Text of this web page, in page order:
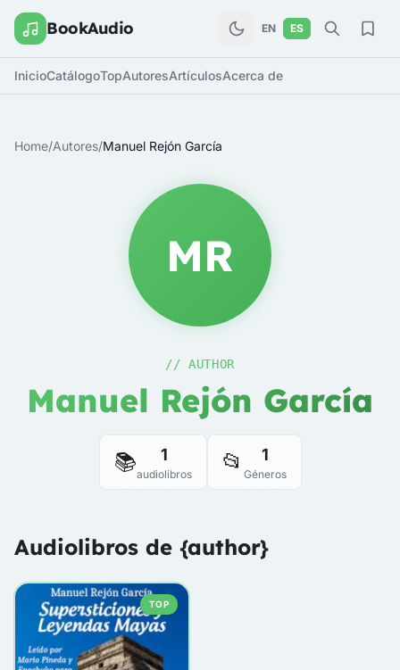
BookAudio EN ES
InicioCatálogoTopAutoresArtículosAcerca de
Home/Autores/Manuel Rejón García
MR
// AUTHOR
Manuel Rejón García
📚 1
audiolibros 📂 1
Géneros
Audiolibros de {author}
TOP